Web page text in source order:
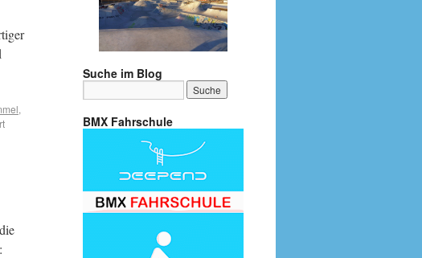
,
Suche im Blog
BMX Fahrschule